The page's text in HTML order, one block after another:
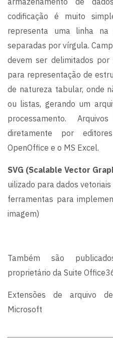
codificação é muito
representa uma linha
separadas por vírgula.
devem ser delimitados por
para representação de
de natureza tabular, onde
ou listas, gerando um
processamento.
diretamente por
OpenOffice e o MS Excel.
SVG (Scalable Vector
uilizado para dados
ferramentas para
imagem)
Também são
proprietário da Suite
Extensões de arquivo
Microsoft